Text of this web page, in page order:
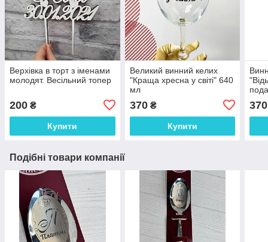
Верхівка в торт з іменами
молодят. Весільний топер
200 ₴
Купити
Великий винний келих
"Краща хресна у світі" 640
мл
370₴
Купити
370
Подібні товари компанії